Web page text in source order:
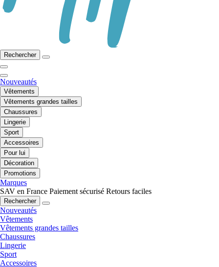
Rechercher
Nouveautés
Vêtements
Vêtements grandes tailles
Chaussures
Lingerie
Sport
Accessoires
Pour lui
Décoration
Promotions
Marques
SAV en France Paiement sécurisé Retours faciles
Rechercher
Nouveautés
Vêtements
Vêtements grandes tailles
Chaussures
Lingerie
Sport
Accessoires